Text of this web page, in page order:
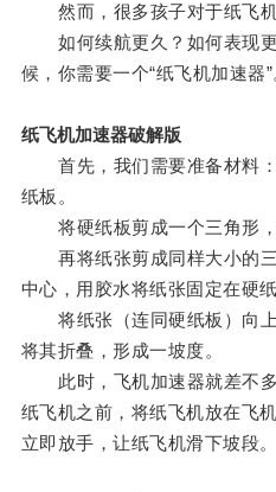
然而，很多孩子对于纸飞机
如何续航更久？如何表现更
候，你需要一个“纸飞机加速器”
纸飞机加速器破解版
首先，我们需要准备材料：
纸板。
将硬纸板剪成一个三角形，
再将纸张剪成同样大小的三
中心，用胶水将纸张固定在硬纸
将纸张（连同硬纸板）向上
将其折叠，形成一坡度。
此时，飞机加速器就差不多
纸飞机之前，将纸飞机放在飞
立即放手，让纸飞机滑下坡段。